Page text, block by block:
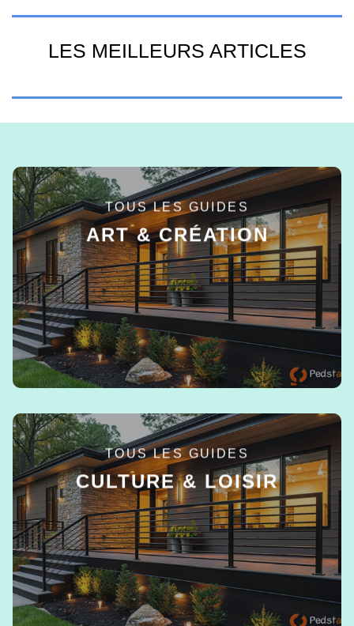
LES MEILLEURS ARTICLES
TOUS LES GUIDES
ART & CRÉATION
EN SAVOIR +
TOUS LES GUIDES
CULTURE & LOISIR
EN SAVOIR +